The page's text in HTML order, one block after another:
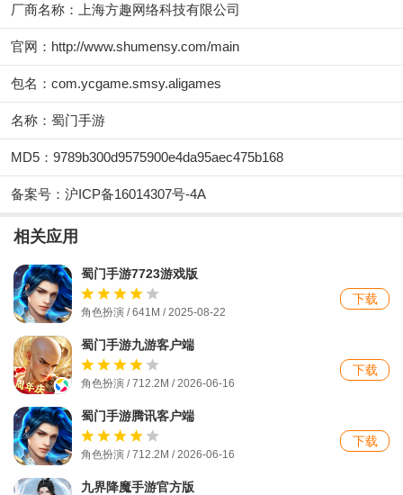
厂商名称： 上海方趣网络科技有限公司
官网： http://www.shumensy.com/main
包名：com.ycgame.smsy.aligames
名称：蜀门手游
MD5：9789b300d9575900e4da95aec475b168
备案号：沪ICP备16014307号-4A
相关应用
蜀门手游7723游戏版
角色扮演 / 641M / 2025-08-22
下载
蜀门手游九游客户端
角色扮演 / 712.2M / 2026-06-16
下载
蜀门手游腾讯客户端
角色扮演 / 712.2M / 2026-06-16
下载
九界降魔手游官方版